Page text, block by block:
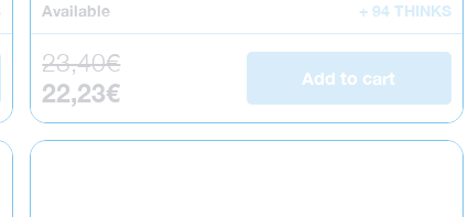
Available + 94 THINKS
Regular price
23,40€
Sale price
22,23€
Add to cart